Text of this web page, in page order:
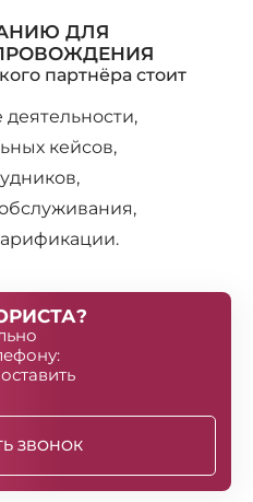
ДЛЯ
партнёра стоит
кейсов,
ЗВОНОК